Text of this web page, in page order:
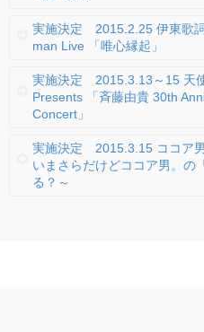
実施決定 2015.2.25 伊東歌
man Live 「唯心縁起」
実施決定 2015.3.13～15 天
Presents 「斉藤由貴 30th
Concert」
実施決定 2015.3.15 ココア
いまさらだけどココア男。の
る？～